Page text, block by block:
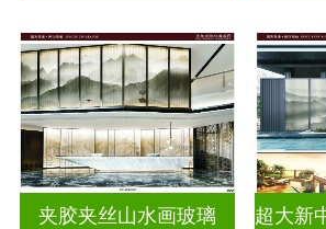
夹胶夹丝山水画玻璃